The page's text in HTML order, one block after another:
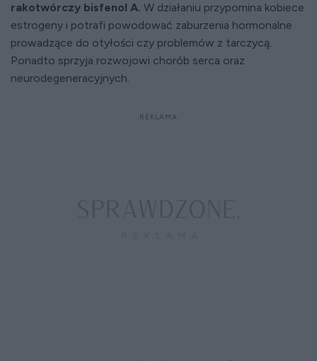
rakotwórczy bisfenol A. W działaniu przypomina kobiece
estrogeny i potrafi powodować zaburzenia hormonalne
prowadzące do otyłości czy problemów z tarczycą.
Ponadto sprzyja rozwojowi chorób serca oraz
neurodegeneracyjnych.